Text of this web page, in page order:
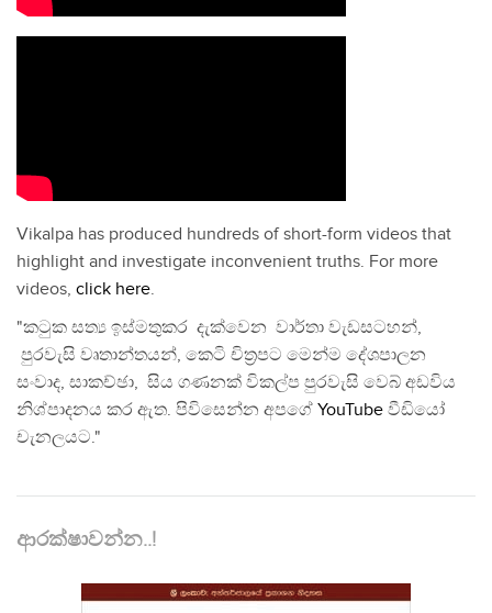
Vikalpa has produced hundreds of short-form videos that
highlight and investigate inconvenient truths. For more
videos, click here.
"කටුක සත්‍ය ඉස්මතුකර දැක්වෙන වාර්තා වැඩසටහන්,
පුරවැසි වෘතාන්තයන්, කෙටි චිත්‍රපට මෙන්ම දේශපාලන
සංවාද, සාකච්ඡා, සිය ගණනක් විකල්ප පුරවැසි වෙබ් අඩවිය
නිශ්පාදනය කර ඇත. පිවිසෙන්න අපගේ YouTube වීඩියෝ
චැනලයට."
ආරක්ෂාවන්න..!